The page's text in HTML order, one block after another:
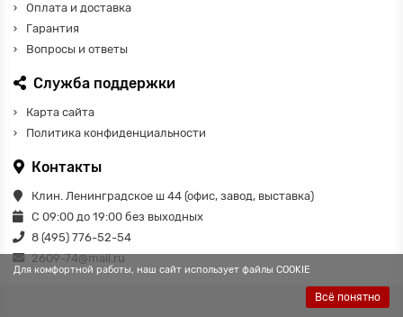
Для комфортной работы, наш сайт использует файлы COOKIE
Всё понятно
Оплата и доставка
Гарантия
Вопросы и ответы
Служба поддержки
Карта сайта
Политика конфиденциальности
Контакты
Клин. Ленинградское ш 44 (офис, завод, выставка)
С 09:00 до 19:00 без выходных
8 (495) 776-52-54
2609-74@mail.ru